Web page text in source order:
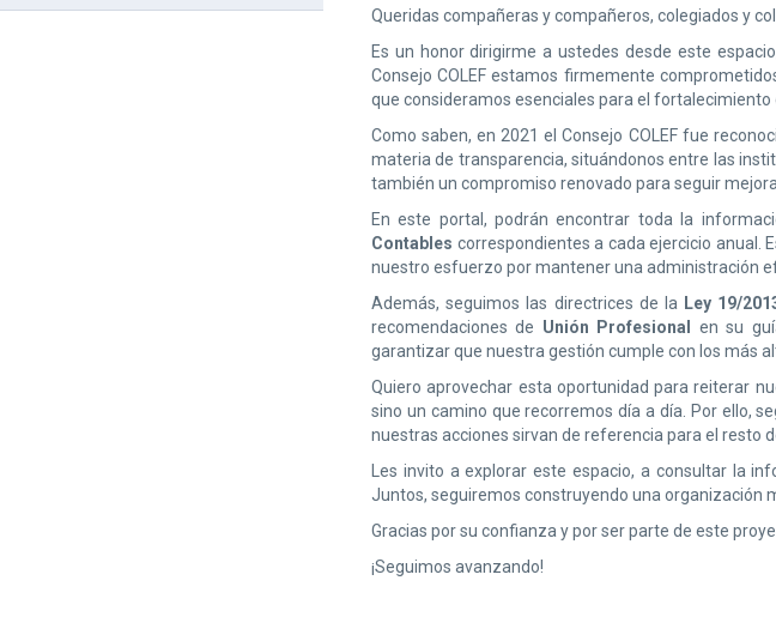
Queridas compañeras y compañeros, colegiados y
Es un honor dirigirme a ustedes desde este
Consejo COLEF estamos firmemente
que consideramos esenciales para el
Como saben, en 2021 el Consejo COLEF fue
materia de transparencia, situándonos entre las
también un compromiso renovado para seguir
En este portal, podrán encontrar toda la
Contables correspondientes a cada ejercicio anual.
nuestro esfuerzo por mantener una administración
Además, seguimos las directrices de la Ley 19/
recomendaciones de Unión Profesional en su
garantizar que nuestra gestión cumple con los más
Quiero aprovechar esta oportunidad para reiterar
sino un camino que recorremos día a día. Por ello,
nuestras acciones sirvan de referencia para el resto
Les invito a explorar este espacio, a consultar la
Juntos, seguiremos construyendo una organización
Gracias por su confianza y por ser parte de este
¡Seguimos avanzando!